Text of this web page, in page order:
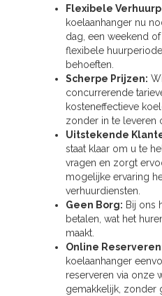
Flexibele
koelaanhanger nu
dag, een weekend
flexibele
behoeften.
Scherpe Prijzen:
concurrerende
kosteneffectieve
zonder in te leveren
Uitstekende
staat klaar om u te
vragen en zorgt
mogelijke ervaring
verhuurdiensten.
Geen Borg: Bij ons
betalen, wat het
maakt.
Online
koelaanhanger
reserveren via onze
gemakkelijk, zonder